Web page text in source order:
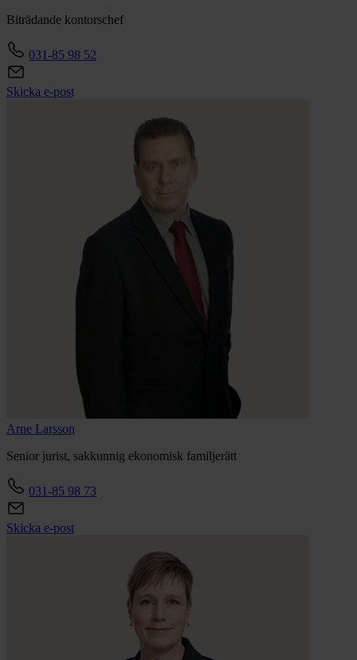
Biträdande kontorschef
031-85 98 52
Skicka e-post
Arne Larsson
Senior jurist, sakkunnig ekonomisk familjerätt
031-85 98 73
Skicka e-post